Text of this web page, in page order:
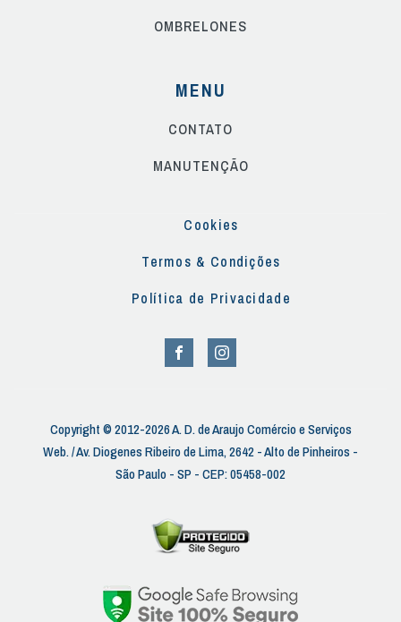
OMBRELONES
MENU
CONTATO
MANUTENÇÃO
Cookies
Termos & Condições
Política de Privacidade
Copyright © 2012-2026 A. D. de Araujo Comércio e Serviços
Web. / Av. Diogenes Ribeiro de Lima, 2642 - Alto de Pinheiros -
São Paulo - SP - CEP: 05458-002